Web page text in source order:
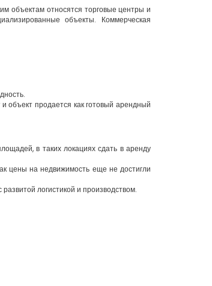
объектам относятся торговые центры и
объекты. Коммерческая
объект продается как готовый арендный
в таких локациях сдать в аренду
цены на недвижимость еще не достигли
логистикой и производством.